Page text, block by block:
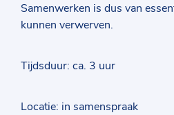
Samenwerken is dus van
kunnen verwerven.
Tijdsduur: ca. 3 uur
Locatie: in samenspraak